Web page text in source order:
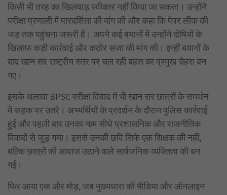
किसी भी तरह का खिलवाड़ स्वीकार नहीं किया जा सकता। उन्होंने
परीक्षा प्रणाली में पारदर्शिता की मांग की और कहा कि पेपर लीक की
जड़ तक पहुंचना जरूरी है। अपने कई बयानों में उन्होंने दोषियों के
खिलाफ कड़ी कार्रवाई और कठोर सजा की मांग की। इन्हीं बयानों के
बाद खान सर राष्ट्रीय स्तर पर चल रही बहस का प्रमुख चेहरा बन
गए।
इसके अलावा BPSC परीक्षा विवाद में भी खान सर छात्रों के समर्थन
में सड़क पर उतरे। अभ्यर्थियों के प्रदर्शन के दौरान पुलिस कार्रवाई
हुई और पहली बार उनका नाम सीधे प्रशासनिक और राजनीतिक
विवादों से जुड़ गया। इससे उनकी छवि सिर्फ एक शिक्षक की नहीं,
बल्कि छात्रों की आवाज उठाने वाले सार्वजनिक व्यक्तित्व की बन
गई।
फिर आया एक और मोड़, जब मुख्यधारा की मीडिया और ऑनलाइन